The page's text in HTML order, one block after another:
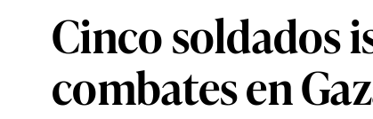
Cinco soldados
combates en